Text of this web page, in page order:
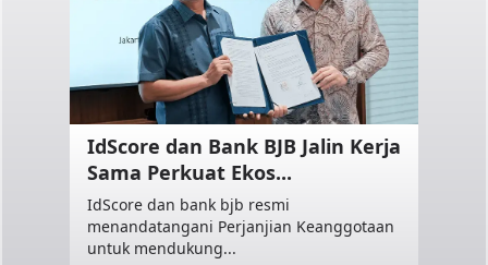
IdScore dan Bank BJB Jalin Kerja
Sama Perkuat Ekos...
IdScore dan bank bjb resmi
menandatangani Perjanjian Keanggotaan
untuk mendukung...